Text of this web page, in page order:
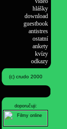
hlášky
download
guestbook
antistres
ostatní
ankety
kvízy
odkazy
(c) crudo 2000
doporučuji: